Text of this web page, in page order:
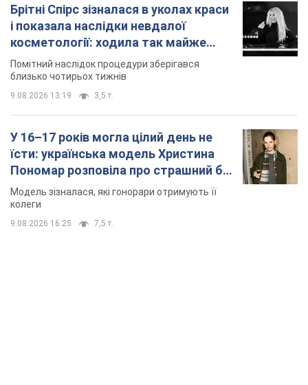
Брітні Спірс зізналася в уколах краси
і показала наслідки невдалої
косметології: ходила так майже
місяць
Помітний наслідок процедури зберігався
близько чотирьох тижнів
9.08.2026 13:19 3,5 т.
У 16–17 років могла цілий день не
їсти: українська модель Христина
Пономар розповіла про страшний бік
модельної кар’єри
Модель зізналася, які гонорари отримують її
колеги
9.08.2026 16:25 7,5 т.